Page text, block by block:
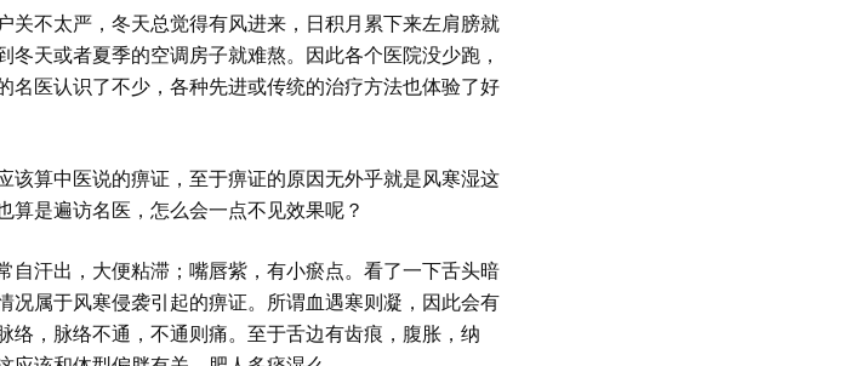
关不太严，冬天总觉得有风进来，日积月累下来左肩膀就
天或者夏季的空调房子就难熬。因此各个医院没少跑，
名医认识了不少，各种先进或传统的治疗方法也体验了好
该算中医说的痹证，至于痹证的原因无外乎就是风寒湿这
是遍访名医，怎么会一点不见效果呢？
自汗出，大便粘滞；嘴唇紫，有小瘀点。看了一下舌头暗
况属于风寒侵袭引起的痹证。所谓血遇寒则凝，因此会有
络，脉络不通，不通则痛。至于舌边有齿痕，腹胀，纳